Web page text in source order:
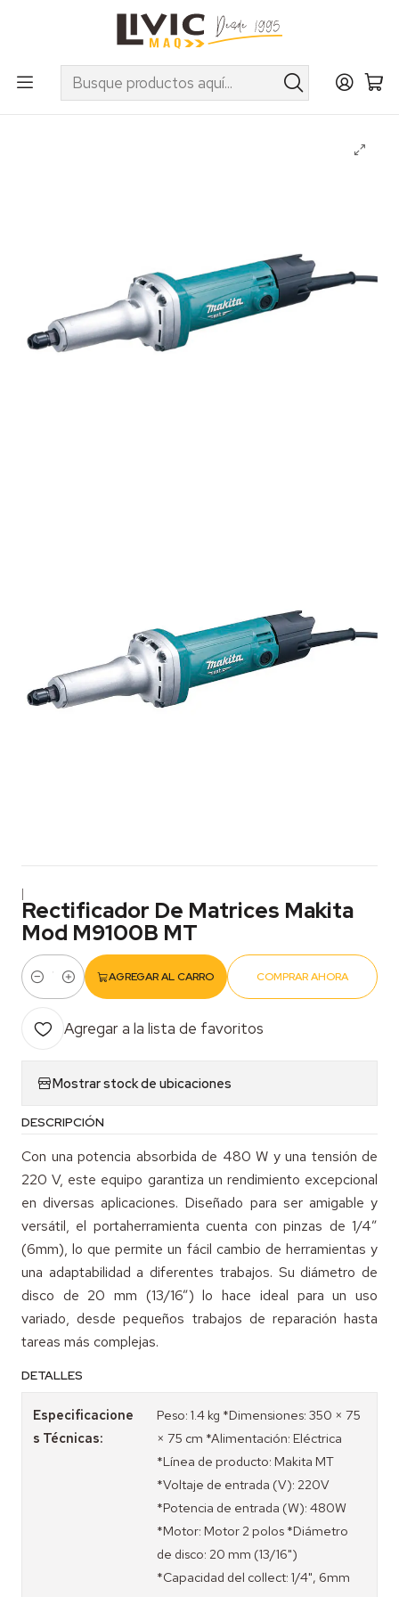
UTILIZA EL CUPÓN "INVIERNO10" EN PRODUCTOS SELECCIONADOS
Herramientas Eléctricas e Inalámbricas
Esmeriles y Rectificadores
Rectificador De Matrices Makita Mod M9100B MT
|
Rectificador De Matrices Makita
Mod M9100B MT
Cantidad
AGREGAR AL CARRO COMPRAR AHORA
Agregar a la lista de favoritos
Mostrar stock de ubicaciones
DESCRIPCIÓN
Con una potencia absorbida de 480 W y una tensión de
220 V, este equipo garantiza un rendimiento excepcional
en diversas aplicaciones. Diseñado para ser amigable y
versátil, el portaherramienta cuenta con pinzas de 1/4”
(6mm), lo que permite un fácil cambio de herramientas y
una adaptabilidad a diferentes trabajos. Su diámetro de
disco de 20 mm (13/16”) lo hace ideal para un uso
variado, desde pequeños trabajos de reparación hasta
tareas más complejas.
DETALLES
Especificacione
s Técnicas:
Peso: 1.4 kg *Dimensiones: 350 × 75
× 75 cm *Alimentación: Eléctrica
*Línea de producto: Makita MT
*Voltaje de entrada (V): 220V
*Potencia de entrada (W): 480W
*Motor: Motor 2 polos *Diámetro
de disco: 20 mm (13/16")
*Capacidad del collect: 1/4", 6mm